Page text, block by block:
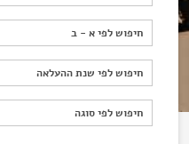
חיפוש לפי א - ב
חיפוש לפי א - ב
חיפוש לפי שנת ההעלאה
חיפוש לפי שנת ההעלאה
חיפוש לפי סוגה
חיפוש לפי סוגה